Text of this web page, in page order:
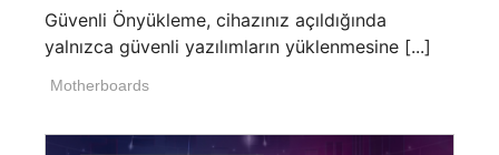
Güvenli Önyükleme, cihazınız açıldığında
yalnızca güvenli yazılımların yüklenmesine [...]
Motherboards